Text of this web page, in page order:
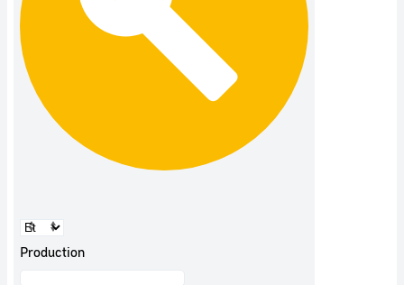
Production